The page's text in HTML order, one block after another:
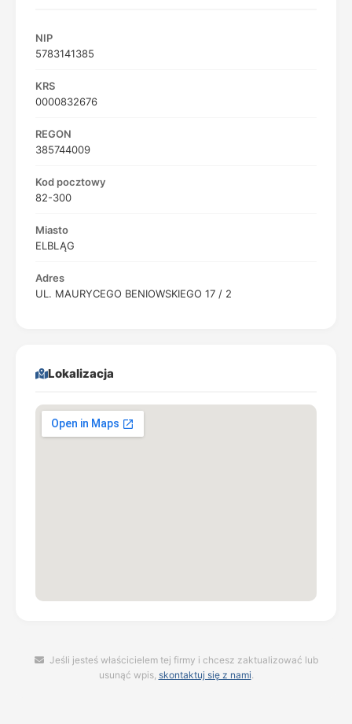
NIP
5783141385
KRS
0000832676
REGON
385744009
Kod pocztowy
82-300
Miasto
ELBLĄG
Adres
UL. MAURYCEGO BENIOWSKIEGO 17 / 2
Lokalizacja
Jeśli jesteś właścicielem tej firmy i chcesz zaktualizować lub
usunąć wpis, skontaktuj się z nami.